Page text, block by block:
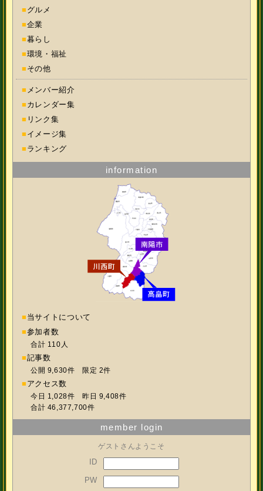
■ グルメ
■企業
■暮らし
■環境・福祉
■ その他
■ メンバー紹介
■ カレンダー集
■ リンク集
■ イメージ集
■ ランキング
information
■ 当サイトについて
■参加者数
合計 110人
■記事数
公開 9,630件 限定 2件
■ アクセス数
今日 1,028件 昨日 9,408件
合計 46,377,700件
member login
ゲストさんようこそ
ID
PW